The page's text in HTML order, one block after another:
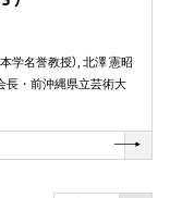
学名誉教授）, 北澤 憲昭
長・前沖縄県立芸術大